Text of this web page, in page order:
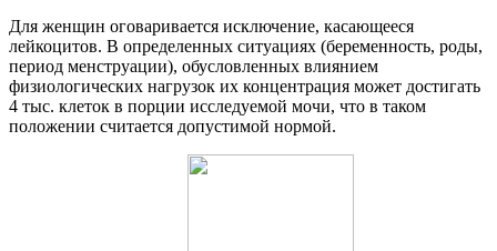
Для женщин оговаривается исключение, касающееся
лейкоцитов. В определенных ситуациях (беременность, роды,
период менструации), обусловленных влиянием
физиологических нагрузок их концентрация может достигать
4 тыс. клеток в порции исследуемой мочи, что в таком
положении считается допустимой нормой.